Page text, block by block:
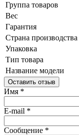
Группа товаров
Вес
Гарантия
Страна производства
Упаковка
Тип товара
Название модели
Оставить отзыв
Имя *
E-mail *
Сообщение *